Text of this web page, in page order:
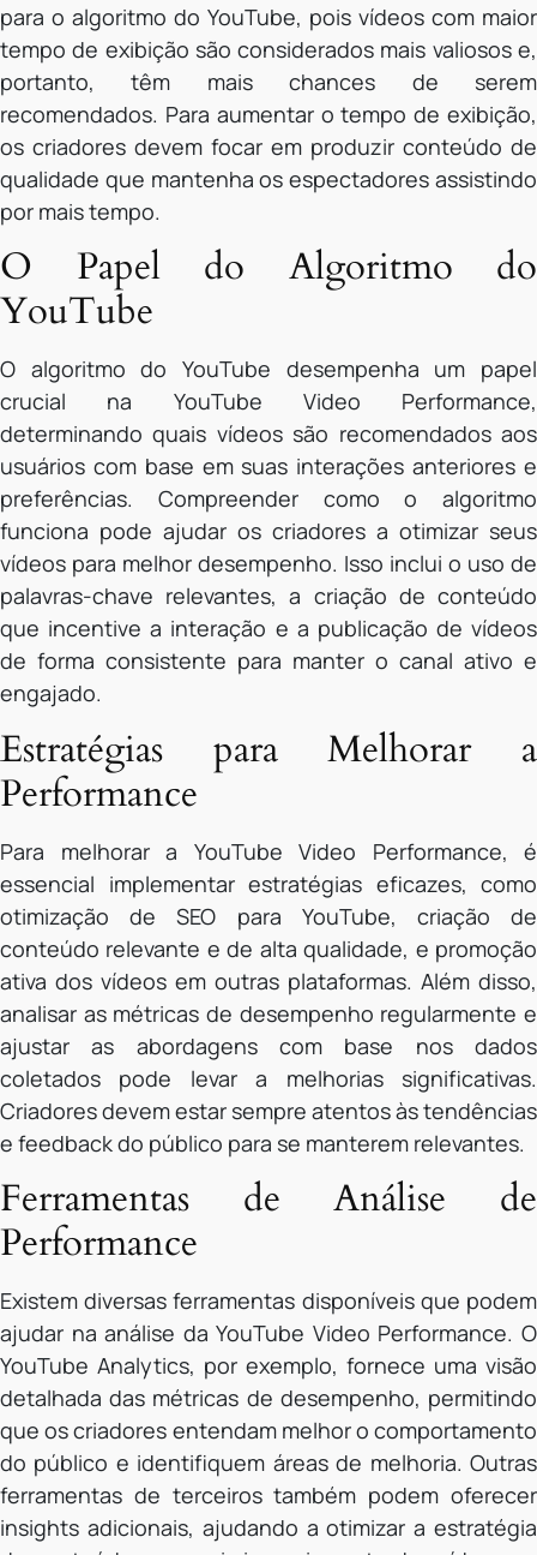
para o algoritmo do YouTube, pois vídeos com maior
tempo de exibição são considerados mais valiosos e,
portanto, têm mais chances de serem
recomendados. Para aumentar o tempo de exibição,
os criadores devem focar em produzir conteúdo de
qualidade que mantenha os espectadores assistindo
por mais tempo.
O Papel do Algoritmo do
YouTube
O algoritmo do YouTube desempenha um papel
crucial na YouTube Video Performance,
determinando quais vídeos são recomendados aos
usuários com base em suas interações anteriores e
preferências. Compreender como o algoritmo
funciona pode ajudar os criadores a otimizar seus
vídeos para melhor desempenho. Isso inclui o uso de
palavras-chave relevantes, a criação de conteúdo
que incentive a interação e a publicação de vídeos
de forma consistente para manter o canal ativo e
engajado.
Estratégias para Melhorar a
Performance
Para melhorar a YouTube Video Performance, é
essencial implementar estratégias eficazes, como
otimização de SEO para YouTube, criação de
conteúdo relevante e de alta qualidade, e promoção
ativa dos vídeos em outras plataformas. Além disso,
analisar as métricas de desempenho regularmente e
ajustar as abordagens com base nos dados
coletados pode levar a melhorias significativas.
Criadores devem estar sempre atentos às tendências
e feedback do público para se manterem relevantes.
Ferramentas de Análise de
Performance
Existem diversas ferramentas disponíveis que podem
ajudar na análise da YouTube Video Performance. O
YouTube Analytics, por exemplo, fornece uma visão
detalhada das métricas de desempenho, permitindo
que os criadores entendam melhor o comportamento
do público e identifiquem áreas de melhoria. Outras
ferramentas de terceiros também podem oferecer
insights adicionais, ajudando a otimizar a estratégia